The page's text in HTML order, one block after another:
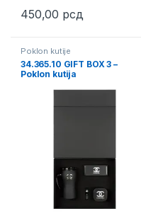
450,00 рсд
Poklon kutije
34.365.10 GIFT BOX 3 –
Poklon kutija